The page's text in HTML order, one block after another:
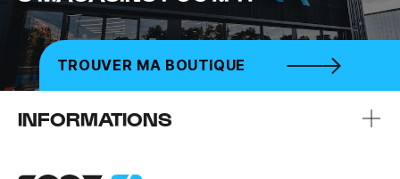
TROUVER MA BOUTIQUE
INFORMATIONS